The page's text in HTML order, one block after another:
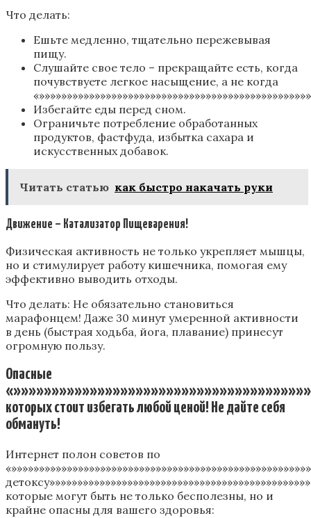
Что делать:
Ешьте медленно, тщательно пережевывая
пищу.
Слушайте свое тело – прекращайте есть, когда
почувствуете легкое насыщение, а не когда
Избегайте еды перед сном.
Ограничьте потребление обработанных
продуктов, фастфуда, избытка сахара и
искусственных добавок.
Читать статью как быстро накачать руки
Движение – Катализатор Пищеварения!
Физическая активность не только укрепляет мышцы,
но и стимулирует работу кишечника, помогая ему
эффективно выводить отходы.
Что делать: Не обязательно становиться
марафонцем! Даже 30 минут умеренной активности
в день (быстрая ходьба, йога, плавание) принесут
огромную пользу.
Опасные
которых стоит избегать любой ценой! Не дайте себя
обмануть!
Интернет полон советов по
которые могут быть не только бесполезны, но и
крайне опасны для вашего здоровья: